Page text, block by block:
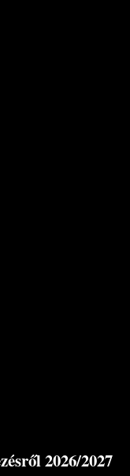
2026/2027